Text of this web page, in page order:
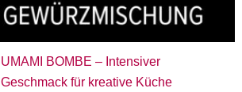
UMAMI BOMBE – Intensiver
Geschmack für kreative Küche